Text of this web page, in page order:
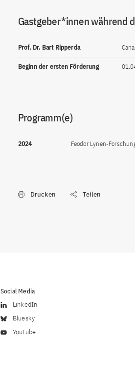
Gastgeber*innen während
Prof. Dr. Bart Ripperda
Beginn der ersten Förderung
Programm(e)
2024 Feodor Lynen-
Drucken Teilen
Social Media
LinkedIn
Bluesky
YouTube